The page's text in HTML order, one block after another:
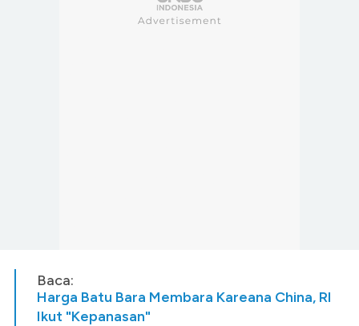
Baca:
Harga Batu Bara Membara Kareana China, RI
Ikut "Kepanasan"